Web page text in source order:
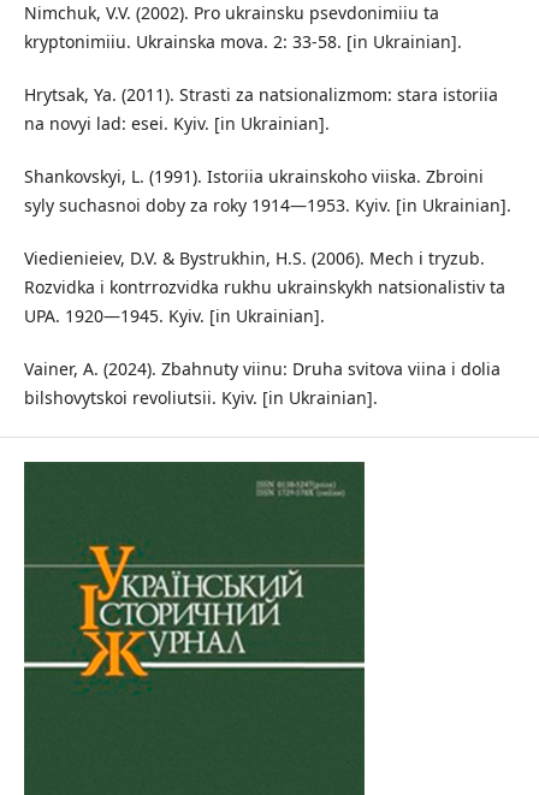
Nimchuk, V.V. (2002). Pro ukrainsku psevdonimiiu ta
kryptonimiiu. Ukrainska mova. 2: 33-58. [in Ukrainian].
Hrytsak, Ya. (2011). Strasti za natsionalizmom: stara istoriia
na novyi lad: esei. Kyiv. [in Ukrainian].
Shankovskyi, L. (1991). Istoriia ukrainskoho viiska. Zbroini
syly suchasnoi doby za roky 1914—1953. Kyiv. [in Ukrainian].
Viedienieiev, D.V. & Bystrukhin, H.S. (2006). Mech i tryzub.
Rozvidka i kontrrozvidka rukhu ukrainskykh natsionalistiv ta
UPA. 1920—1945. Kyiv. [in Ukrainian].
Vainer, A. (2024). Zbahnuty viinu: Druha svitova viina i dolia
bilshovytskoi revoliutsii. Kyiv. [in Ukrainian].